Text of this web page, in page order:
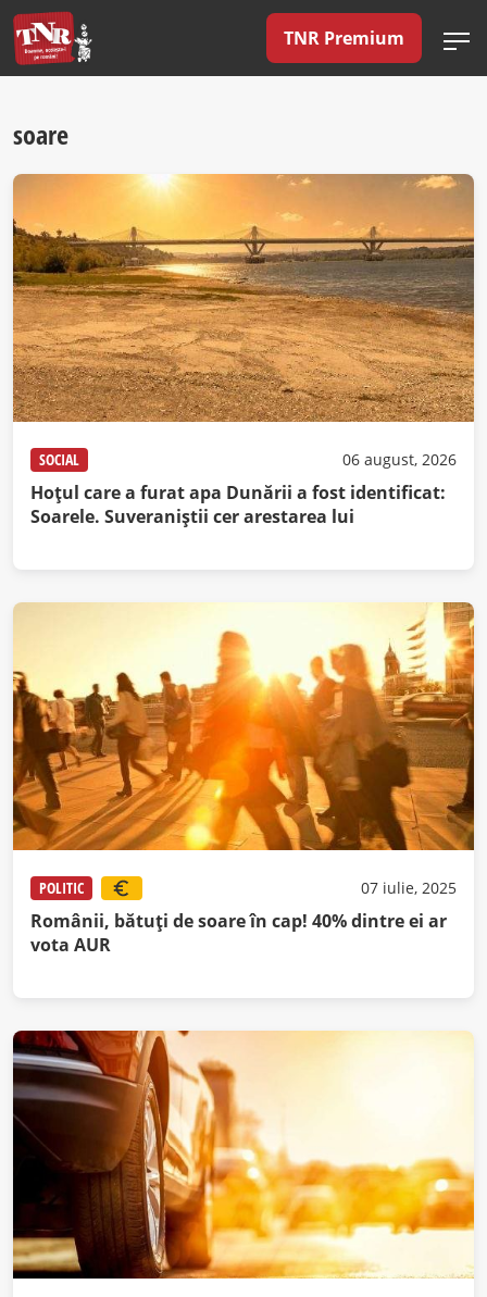
TNR Premium
soare
SOCIAL 06 august, 2026
Hoțul care a furat apa Dunării a fost identificat:
Soarele. Suveraniștii cer arestarea lui
POLITIC 07 iulie, 2025
Românii, bătuți de soare în cap! 40% dintre ei ar
vota AUR